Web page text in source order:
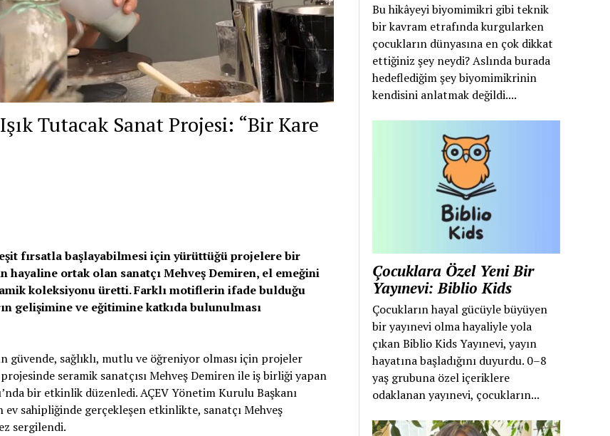
Tutacak Sanat Projesi: “Bir Kare
fırsatla başlayabilmesi için yürüttüğü projelere bir
hayaline ortak olan sanatçı Mehveş Demiren, el emeğini
koleksiyonu üretti. Farklı motiflerin ifade bulduğu
gelişimine ve eğitimine katkıda bulunulması
güvende, sağlıklı, mutlu ve öğreniyor olması için projeler
seramik sanatçısı Mehveş Demiren ile iş birliği yapan
bir etkinlik düzenledi. AÇEV Yönetim Kurulu Başkanı
sahipliğinde gerçekleşen etkinlikte, sanatçı Mehveş
sergilendi.
Bu hikâyeyi biyomimikri gibi teknik
bir kavram etrafında kurgularken
çocukların dünyasına en çok dikkat
ettiğiniz şey neydi? Aslında burada
hedeflediğim şey biyomimikrinin
kendisini anlatmak değildi....
Çocuklara Özel Yeni Bir
Yayınevi: Biblio Kids
Çocukların hayal gücüyle büyüyen
bir yayınevi olma hayaliyle yola
çıkan Biblio Kids Yayınevi, yayın
hayatına başladığını duyurdu. 0–8
yaş grubuna özel içeriklere
odaklanan yayınevi, çocukların...